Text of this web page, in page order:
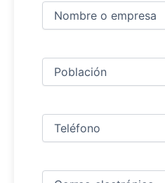
Nombre
Ciudad
Teléfono
Correo